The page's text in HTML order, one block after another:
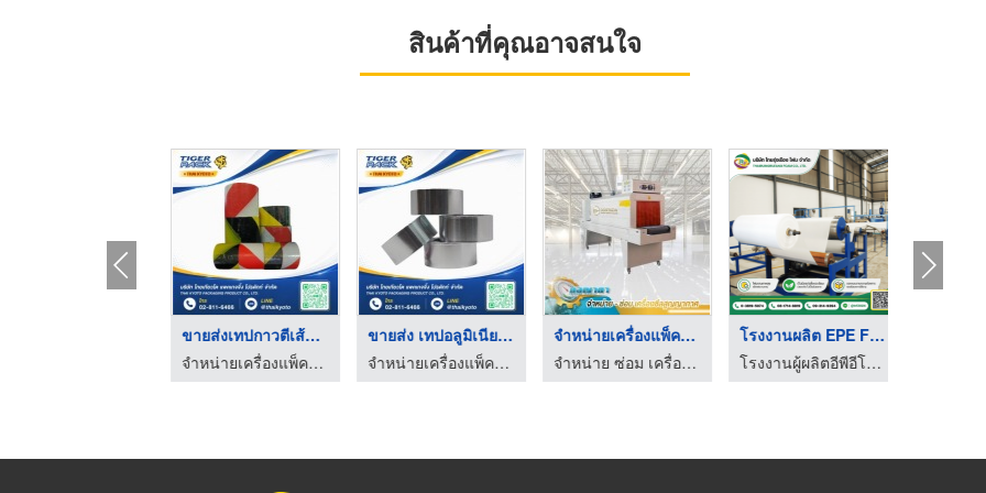
สินค้าที่คุณอาจสนใจ
ขายส่งเทปกาวตีเส้นพื ...
จำหน่ายเครื่องแพ็คสินค้า อุปกรณ์และวัสดุสำหรับงานหีบห่อสินค้า
ขายส่ง เทปอลูมิเนียม ...
จำหน่ายเครื่องแพ็คสินค้า อุปกรณ์และวัสดุสำหรับงานหีบห่อสินค้า
จำหน่ายเครื่องแพ็คโห ...
จำหน่าย ซ่อม เครื่องซีลสูญญากาศ - ดลญาดา แพ็คกิ้ง
โรงงานผลิต EPE FOAM
โรงงานผู้ผลิตอีพีอีโฟม ชลบุรี - ไทยรุ่งเรือง โฟม